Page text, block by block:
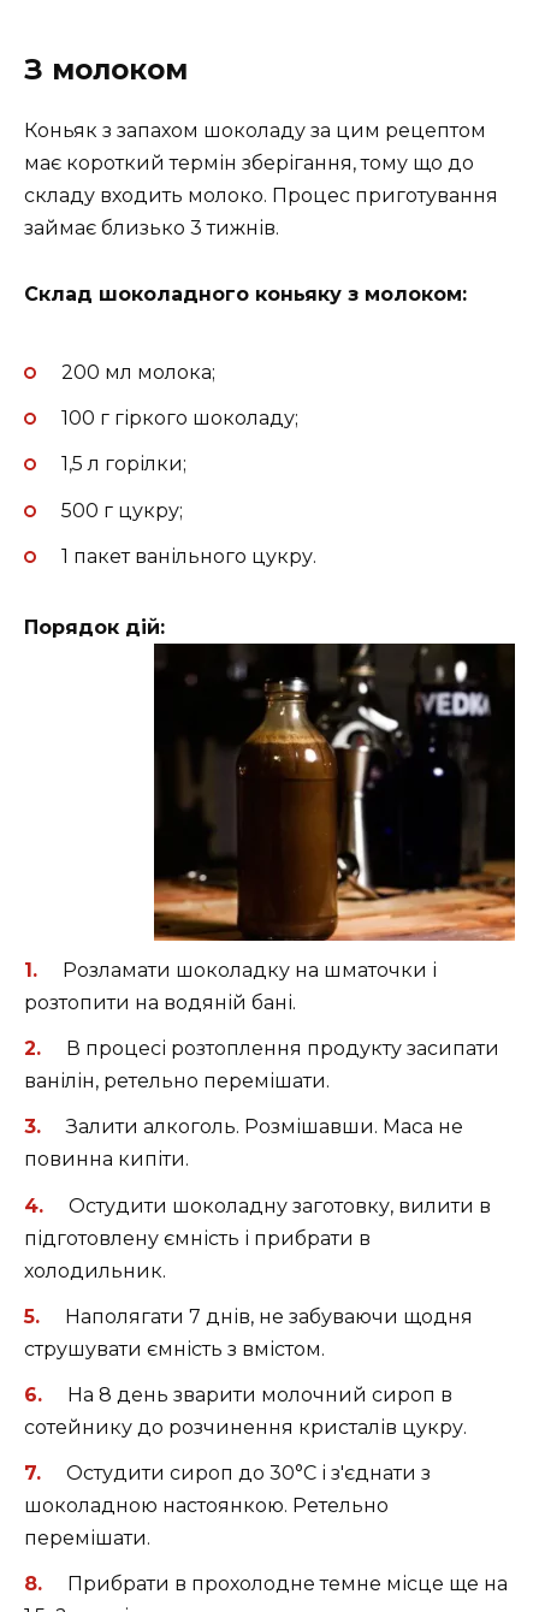
З молоком
Коньяк з запахом шоколаду за цим рецептом
має короткий термін зберігання, тому що до
складу входить молоко. Процес приготування
займає близько 3 тижнів.
Склад шоколадного коньяку з молоком:
200 мл молока;
100 г гіркого шоколаду;
1,5 л горілки;
500 г цукру;
1 пакет ванільного цукру.
Порядок дій:
Розламати шоколадку на шматочки і
розтопити на водяній бані.
В процесі розтоплення продукту засипати
ванілін, ретельно перемішати.
Залити алкоголь. Розмішавши. Маса не
повинна кипіти.
Остудити шоколадну заготовку, вилити в
підготовлену ємність і прибрати в
холодильник.
Наполягати 7 днів, не забуваючи щодня
струшувати ємність з вмістом.
На 8 день зварити молочний сироп в
сотейнику до розчинення кристалів цукру.
Остудити сироп до 30°C і з'єднати з
шоколадною настоянкою. Ретельно
перемішати.
Прибрати в прохолодне темне місце ще на